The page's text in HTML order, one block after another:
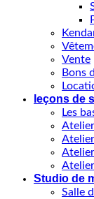
Vente
Bons
leçons de
Les
Studio de
Salle